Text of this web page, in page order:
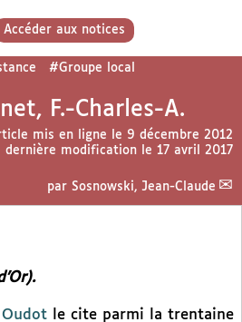
Accéder aux notices
#Groupe local
F.-Charles-A.
mis en ligne le 9 décembre 2012
dernière modification le 17 avril 2017
par Sosnowski, Jean-Claude
Oudot le cite parmi la trentaine